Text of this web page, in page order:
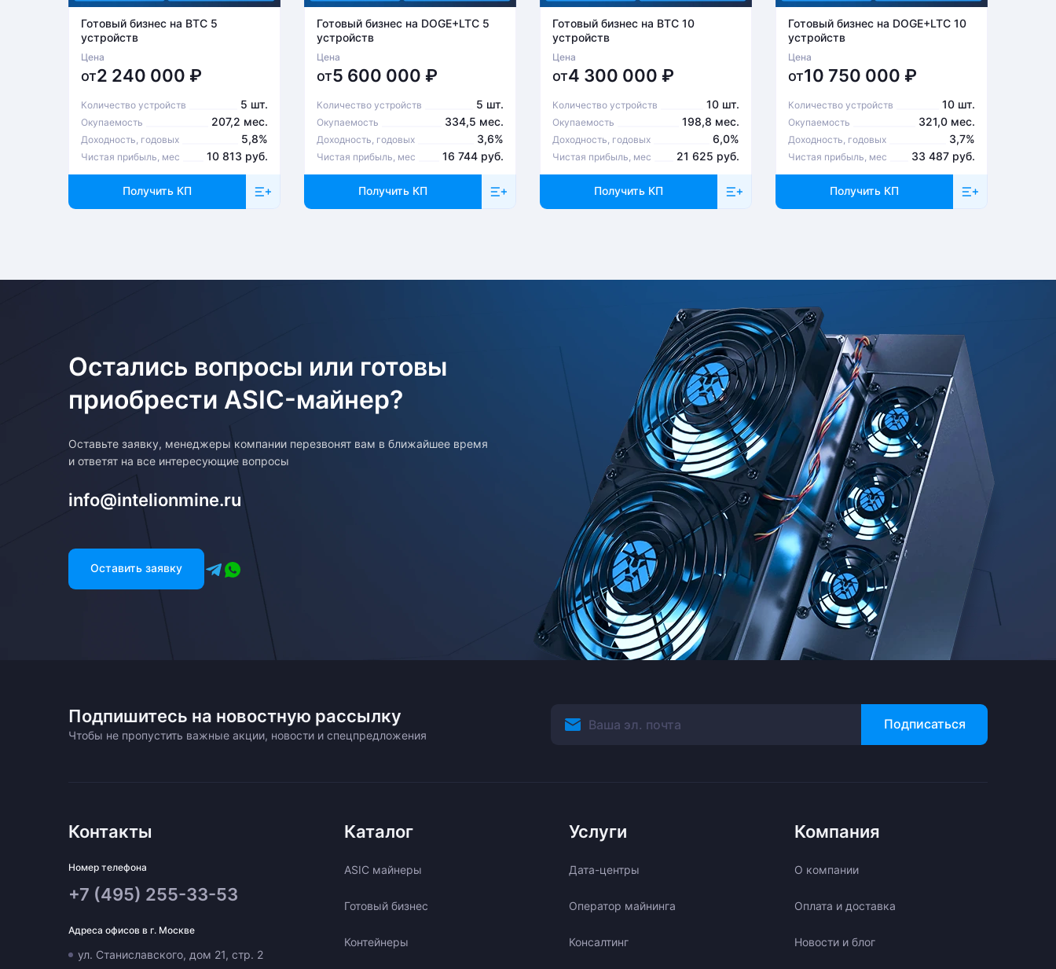
Готовый бизнес на BTC 5
устройств
Цена
от2 240 000 ₽
Количество устройств 5 шт.
Окупаемость 207,2 мес.
Доходность, годовых 5,8%
Чистая прибыль, мес 10 813 руб.
Получить КП
Готовый бизнес на DOGE+LTC 5
устройств
Цена
от5 600 000 ₽
Количество устройств 5 шт.
Окупаемость 334,5 мес.
Доходность, годовых 3,6%
Чистая прибыль, мес 16 744 руб.
Получить КП
Готовый бизнес на BTC 10
устройств
Цена
от4 300 000 ₽
Количество устройств 10 шт.
Окупаемость 198,8 мес.
Доходность, годовых 6,0%
Чистая прибыль, мес 21 625 руб.
Получить КП
Готовый бизнес на DOGE+LTC 10
устройств
Цена
от10 750 000 ₽
Количество устройств 10 шт.
Окупаемость 321,0 мес.
Доходность, годовых 3,7%
Чистая прибыль, мес 33 487 руб.
Получить КП
Остались вопросы или готовы
приобрести ASIC-майнер?
Оставьте заявку, менеджеры компании перезвонят вам в ближайшее время
и ответят на все интересующие вопросы
info@intelionmine.ru
Оставить заявку
Подпишитесь на новостную рассылку
Чтобы не пропустить важные акции, новости и спецпредложения
Подписаться
Контакты
Номер телефона
+7 (495) 255-33-53
Адреса офисов в г. Москве
ул. Станиславского, дом 21, стр. 2
Каталог
ASIC майнеры
Готовый бизнес
Контейнеры
Услуги
Дата-центры
Оператор майнинга
Консалтинг
Компания
О компании
Оплата и доставка
Новости и блог